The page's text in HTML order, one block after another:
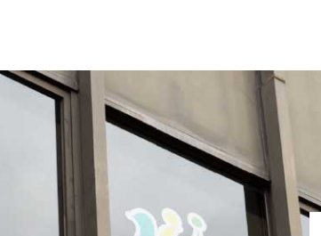
RECRUIT
出版事業 / メディア営業職
採用コンサルティング事業 / コンサル営業職